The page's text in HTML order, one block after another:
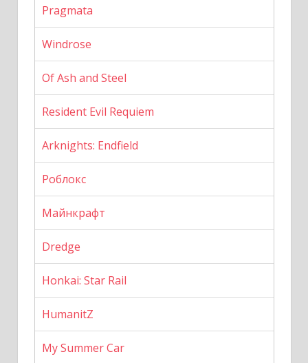
Pragmata
Windrose
Of Ash and Steel
Resident Evil Requiem
Arknights: Endfield
Роблокс
Майнкрафт
Dredge
Honkai: Star Rail
HumanitZ
My Summer Car